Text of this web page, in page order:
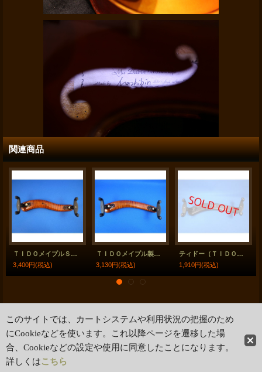
関連商品
ＴＩＤＯメイプルＳ字型バイオリン肩当3/4-4/4 TIDO S-shaped Maple Shoulder rest
3,400円(税込)
ＴＩＤＯメイプル製バイオリン肩当3/4-4/4 TIDO Maple Shoulder rest
3,130円(税込)
ティドー（ＴＩＤＯ）コンポジットバイオリン肩当3/4-4/4 TIDO Composite Shoulder rest
1,910円(税込)
ホーム | ショッピングカート
特定商取引法表示 | ご利用案内
PCサイト
Copyright (C) Autumn Valley Strings Co.. All Rights Reserved.
このサイトでは、カートシステムや利用状況の把握のため
にCookieなどを使います。これ以降ページを遷移した場
合、Cookieなどの設定や使用に同意したことになります。
詳しくはこちら